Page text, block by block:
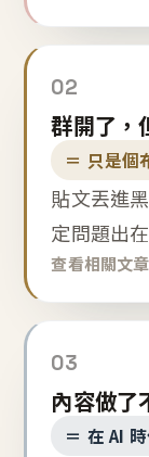
02
群開了，
＝ 只是個
貼文丟進
定問題出
查看相關文
03
內容做了
＝ 在 AI